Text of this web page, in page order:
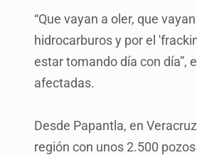
“Que vayan a oler, que
hidrocarburos y por el
estar tomando día con día”,
afectadas.
Desde Papantla, en
región con unos 2.500